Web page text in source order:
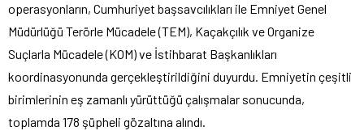
operasyonların, Cumhuriyet başsavcılıkları ile Emniyet Genel
Müdürlüğü Terörle Mücadele (TEM), Kaçakçılık ve Organize
Suçlarla Mücadele (KOM) ve İstihbarat Başkanlıkları
koordinasyonunda gerçekleştirildiğini duyurdu. Emniyetin çeşitli
birimlerinin eş zamanlı yürüttüğü çalışmalar sonucunda,
toplamda 178 şüpheli gözaltına alındı.